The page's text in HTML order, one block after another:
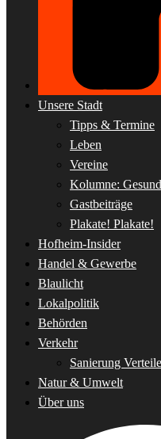
Unsere Stadt
Tipps & Termine
Leben
Vereine
Kolumne:
Gastbeiträge
Plakate! Plakate!
Hofheim-Insider
Handel & Gewerbe
Blaulicht
Lokalpolitik
Behörden
Verkehr
Sanierung
Natur & Umwelt
Über uns